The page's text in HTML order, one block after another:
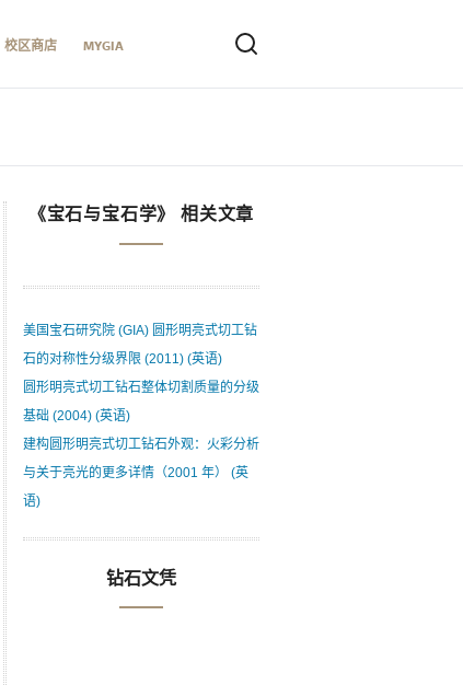
校区商店 MYGIA
《宝石与宝石学》 相关文章
美国宝石研究院 (GIA) 圆形明亮式切工钻
石的对称性分级界限 (2011) (英语)
圆形明亮式切工钻石整体切割质量的分级
基础 (2004) (英语)
建构圆形明亮式切工钻石外观：火彩分析
与关于亮光的更多详情（2001 年） (英
语)
钻石文凭